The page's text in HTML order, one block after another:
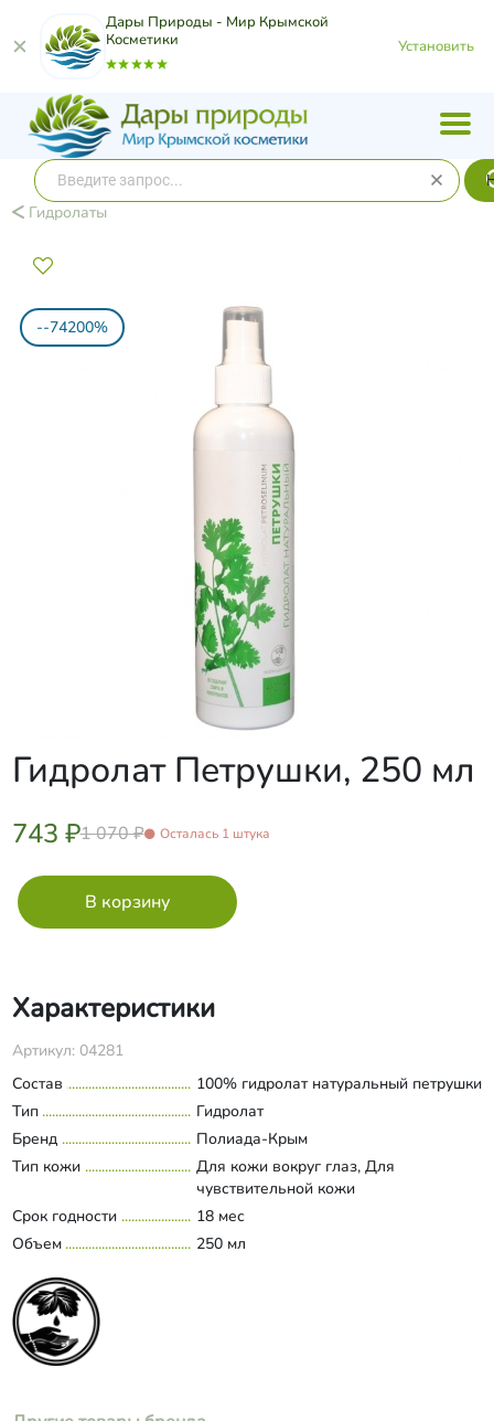
Дары Природы - Мир Крымской
Косметики
Установить
Гидролаты
--74200%
Гидролат Петрушки, 250 мл
743 ₽1 070 ₽ Осталась 1 штука
Характеристики
Артикул: 04281
Состав
100% гидролат натуральный петрушки
Тип
Гидролат
Бренд
Полиада-Крым
Тип кожи
Для кожи вокруг глаз, Для
чувствительной кожи
Срок годности
18 мес
Объем
250 мл